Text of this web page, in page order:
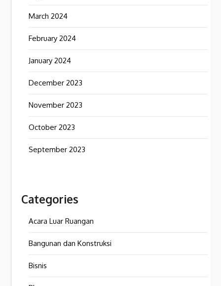
March 2024
February 2024
January 2024
December 2023
November 2023
October 2023
September 2023
Categories
Acara Luar Ruangan
Bangunan dan Konstruksi
Bisnis